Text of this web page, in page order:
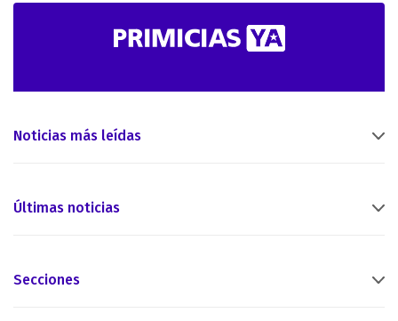
Noticias más leídas
Últimas noticias
Secciones